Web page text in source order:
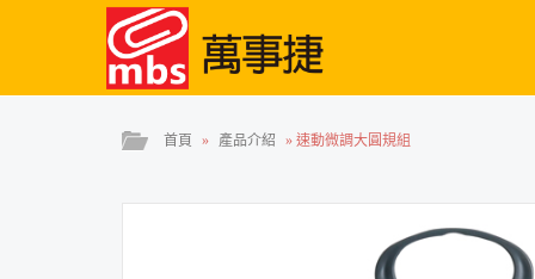
首頁 » 產品介紹 » 速動微調大圓規組